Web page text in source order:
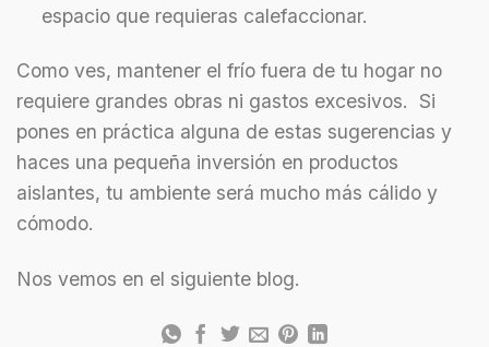
espacio que requieras calefaccionar.
Como ves, mantener el frío fuera de tu hogar no
requiere grandes obras ni gastos excesivos. Si
pones en práctica alguna de estas sugerencias y
haces una pequeña inversión en productos
aislantes, tu ambiente será mucho más cálido y
cómodo.
Nos vemos en el siguiente blog.